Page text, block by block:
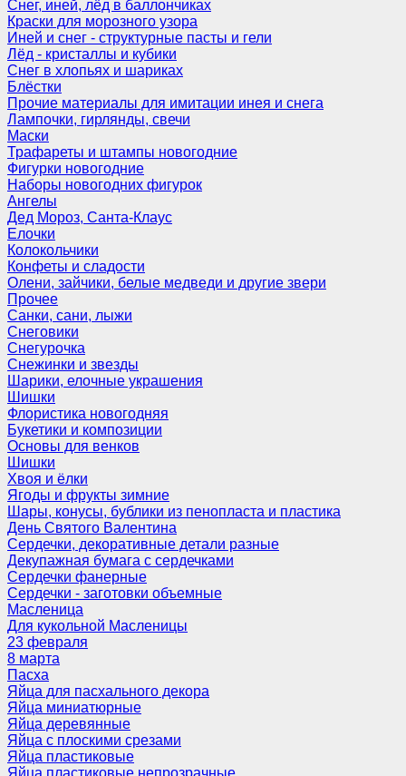
Снег, иней, лёд в баллончиках
Краски для морозного узора
Иней и снег - структурные пасты и гели
Лёд - кристаллы и кубики
Снег в хлопьях и шариках
Блёстки
Прочие материалы для имитации инея и снега
Лампочки, гирлянды, свечи
Маски
Трафареты и штампы новогодние
Фигурки новогодние
Наборы новогодних фигурок
Ангелы
Дед Мороз, Санта-Клаус
Елочки
Колокольчики
Конфеты и сладости
Олени, зайчики, белые медведи и другие звери
Прочее
Санки, сани, лыжи
Снеговики
Снегурочка
Снежинки и звезды
Шарики, елочные украшения
Шишки
Флористика новогодняя
Букетики и композиции
Основы для венков
Шишки
Хвоя и ёлки
Ягоды и фрукты зимние
Шары, конусы, бублики из пенопласта и пластика
День Святого Валентина
Сердечки, декоративные детали разные
Декупажная бумага с сердечками
Сердечки фанерные
Сердечки - заготовки объемные
Масленица
Для кукольной Масленицы
23 февраля
8 марта
Пасха
Яйца для пасхального декора
Яйца миниатюрные
Яйца деревянные
Яйца с плоскими срезами
Яйца пластиковые
Яйца пластиковые непрозрачные